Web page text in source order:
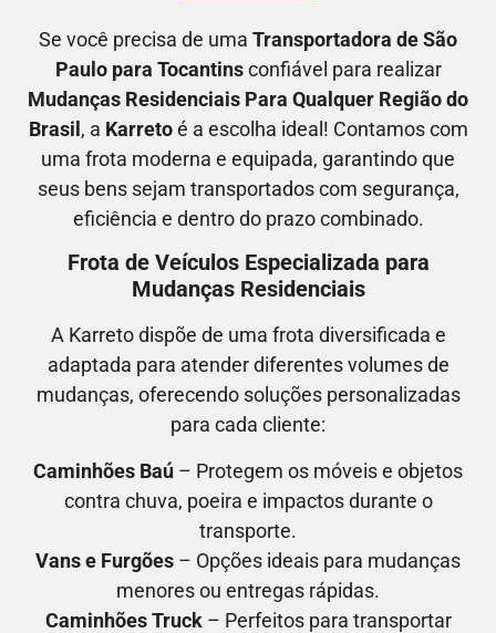
Se você precisa de uma Transportadora de São
Paulo para Tocantinsconfiável para realizar
Mudanças Residenciais Para Qualquer Região do
Brasil , a Karretoé a escolha ideal! Contamos com
uma frota moderna e equipada, garantindo que
seus bens sejam transportados com segurança,
eficiência e dentro do prazo combinado.
Frota de Veículos Especializada para
Mudanças Residenciais
A Karreto dispõe de uma frota diversificada e
adaptada para atender diferentes volumes de
mudanças, oferecendo soluções personalizadas
para cada cliente:
Caminhões Baú – Protegem os móveis e objetos
contra chuva, poeira e impactos durante o
transporte.
Vans e Furgões – Opções ideais para mudanças
menores ou entregas rápidas.
Caminhões Truck– Perfeitos para transportar